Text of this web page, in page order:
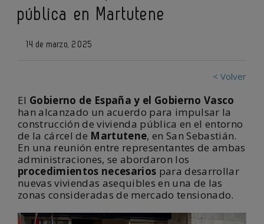
pública en Martutene
14 de marzo, 2025
< Volver
El Gobierno de España y el Gobierno Vasco
han alcanzado un acuerdo para impulsar la
construcción de vivienda pública en el entorno
de la cárcel de Martutene, en San Sebastián.
En una reunión entre representantes de ambas
administraciones, se abordaron los
procedimientos necesarios para desarrollar
nuevas viviendas asequibles en una de las
zonas consideradas de mercado tensionado.